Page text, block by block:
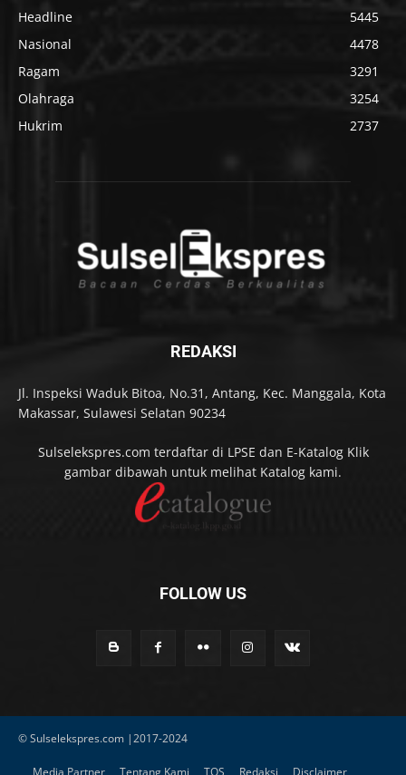
Headline
5445
Nasional
4478
Ragam
3291
Olahraga
3254
Hukrim
2737
REDAKSI
Jl. Inspeksi Waduk Bitoa, No.31, Antang, Kec. Manggala, Kota
Makassar, Sulawesi Selatan 90234
Sulselekspres.com terdaftar di LPSE dan E-Katalog Klik
gambar dibawah untuk melihat Katalog kami.
FOLLOW US
© Sulselekspres.com |2017-2024
Media Partner Tentang Kami TOS Redaksi Disclaimer